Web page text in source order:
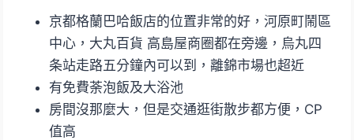
京都格蘭巴哈飯店的位置非常的好，河原町鬧區
中心，大丸百貨 高島屋商圈都在旁邊，烏丸四
条站走路五分鐘內可以到，離錦市場也超近
有免費荼泡飯及大浴池
房間沒那麼大，但是交通逛街散步都方便，CP
值高